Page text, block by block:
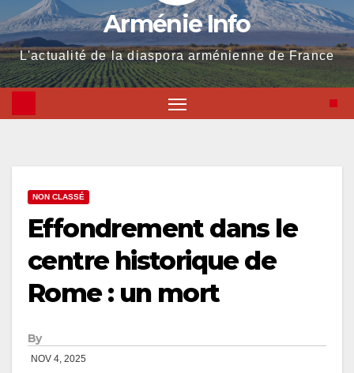
Arménie Info
L'actualité de la diaspora arménienne de France
NON CLASSÉ
Effondrement dans le
centre historique de
Rome : un mort
By
NOV 4, 2025